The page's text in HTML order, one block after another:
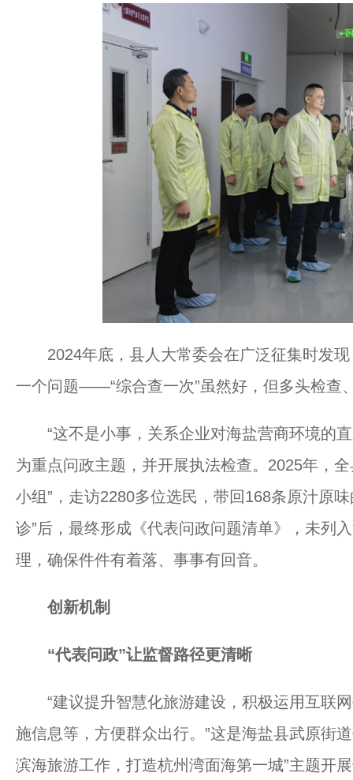
2024年底，县人大常委会在广泛征集时发现
一个问题——“综合查一次”虽然好，但多头检查
“这不是小事，关系企业对海盐营商环境的直
为重点问政主题，并开展执法检查。2025年，
小组”，走访2280多位选民，带回168条原汁原
诊”后，最终形成《代表问政问题清单》，未列
理，确保件件有着落、事事有回音。
创新机制
“代表问政”让监督路径更清晰
“建议提升智慧化旅游建设，积极运用互联网
施信息等，方便群众出行。”这是海盐县武原街
滨海旅游工作，打造杭州湾面海第一城”主题开